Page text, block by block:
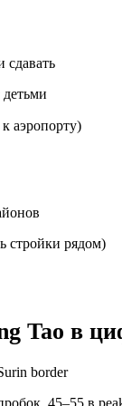
аэропорту)
стройки рядом)
Tao в
border
45–55 в